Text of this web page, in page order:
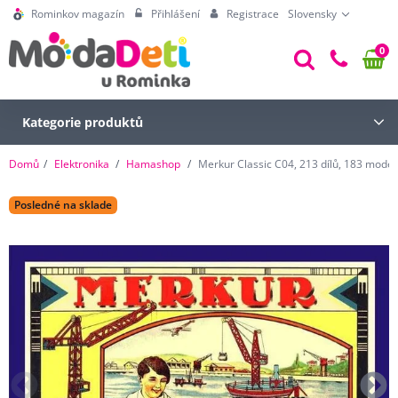
Rominkov magazín Přihlášení Registrace Slovensky
0
Kategorie produktů
Domů Elektronika Hamashop Merkur Classic C04, 213 dílů, 183
Posledné na sklade